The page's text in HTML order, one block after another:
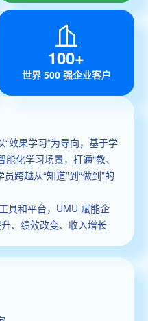
100+
世界 500 强企业客户
效果学习”为导向，基于学
化学习场景，打通“教、
跨越从“知道”到“做到”的
具和平台，UMU 赋能企
、绩效改变、收入增长